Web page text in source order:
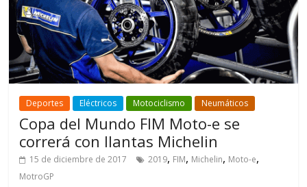
Deportes Eléctricos Motociclismo Neumáticos
Copa del Mundo FIM Moto-e se
correrá con llantas Michelin
15 de diciembre de 2017 2019, FIM, Michelin, Moto-e,
MotroGP